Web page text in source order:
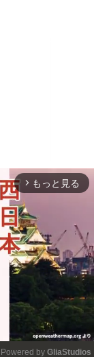
arrow_forward_ios もっと見る
Powered by GliaStudios